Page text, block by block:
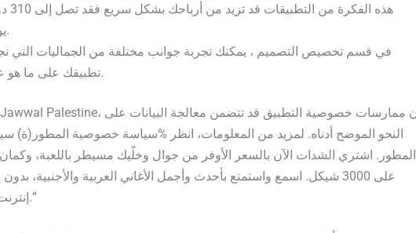
هذه الفكرة
يومياً.
في قسم تخصيص التصميم ، يمكنك تجربة جوانب مختلفة من الجماليات التي
تطبيقك على ما هو عليه.
النحو الموضح أدناه. لمزيد من المعلومات، انظر %سياسة خصوصية المطور(ة)
المطور. اشتري الشدات الآن بالسعر الأوفر من جوال وخلّيك مسيطر باللعبة،
على 3000 شيكل. اسمع واستمتع بأحدث وأجمل الأغاني العربية والأجنبية،
إنترنت وبأعلى جودة.”